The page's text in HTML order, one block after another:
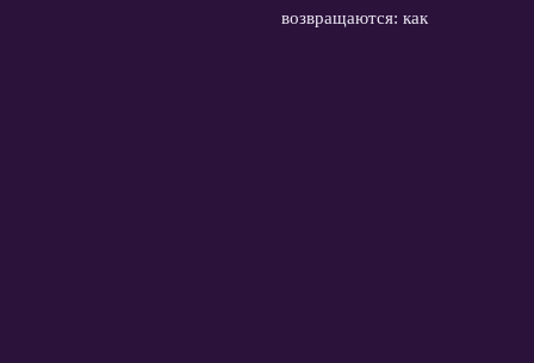
возвращаются: как